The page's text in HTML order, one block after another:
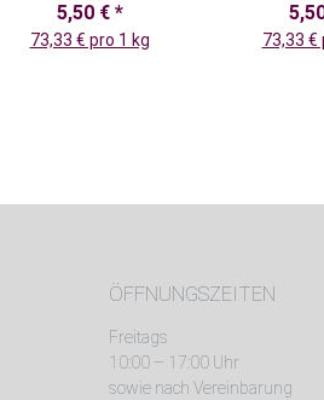
5,50 € *
73,33 € pro 1 kg 73,33 €
ÖFFNUNGSZEITEN
Freitags
10:00 – 17:00 Uhr
sowie nach Vereinbarung